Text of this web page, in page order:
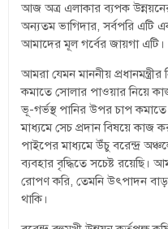
আজ অত্র এলাকার ব্যপক
অন্যতম ভাগিদার, সর্বপরি এটি
আমাদের মূল গর্বের জায়গা এটি।
আমরা যেমন মাননীয়
কমাতে সোলার পাওয়ার নিয়ে
ভূ-গর্ভস্থ পানির উপর চাপ
মাধ্যমে সেচ প্রদান বিষয়ে কাজ
পাইপের মাধ্যমে উঁচু বরেন্দ্র
ব্যবহার বৃদ্ধিতে সচেষ্ট রয়েছি।
রোপণ করি, তেমনি উৎপাদন
থাকি।